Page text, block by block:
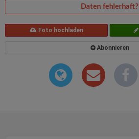
Daten fehlerhaft?
Foto hochladen
Abonnieren
n